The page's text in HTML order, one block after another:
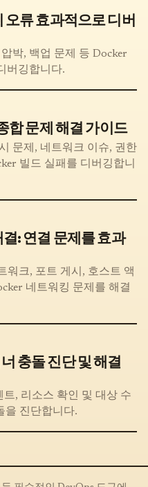
류 효과적으로 디버
박, 백업 문제 등 Docker
버깅합니다.
합 문제 해결 가이드
문제, 네트워크 이슈, 권한
빌드 실패를 디버깅합니
: 연결 문제를 효과
워크, 포트 게시, 호스트 액
네트워킹 문제를 해결
충돌 진단 및 해결
, 리소스 확인 및 대상 수
을 진단합니다.